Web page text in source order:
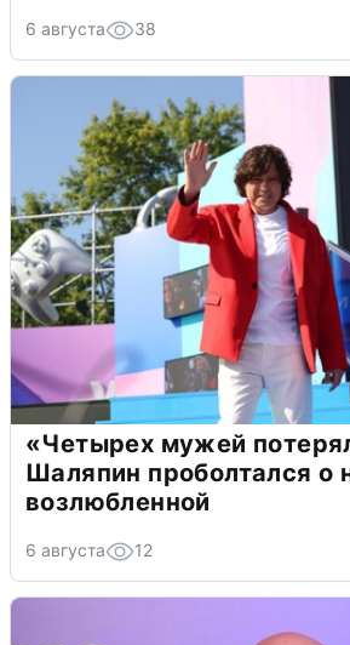
6 августа 38
«Четырех мужей
Шаляпин проболтался о
возлюбленной
6 августа 12